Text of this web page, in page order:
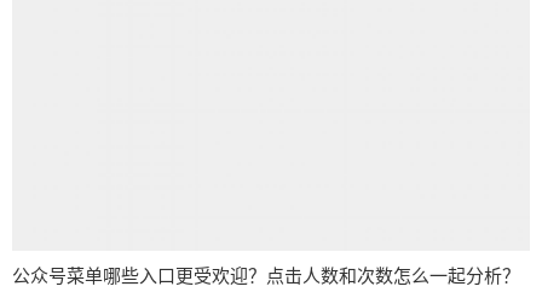
公众号菜单哪些入口更受欢迎？点击人数和次数怎么一起分析？